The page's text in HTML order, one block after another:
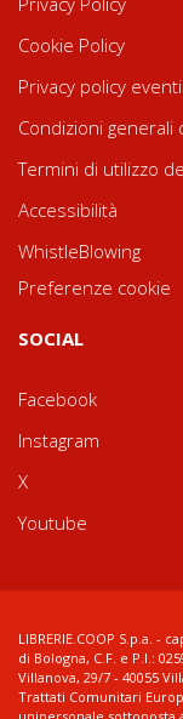
Cookie Policy
Privacy policy
Condizioni generali
Termini di utilizzo
Accessibilità
WhistleBlowing
Preferenze cookie
SOCIAL
Facebook
Instagram
X
Youtube
LIBRERIE.COOP S.p.a. -
di Bologna, C.F. e P.I.:
Villanova, 29/7 - 40055
Trattati Comunitari